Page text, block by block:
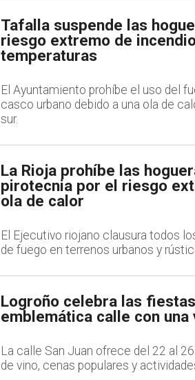
Tafalla suspende las
riesgo extremo de
temperaturas
El Ayuntamiento prohíbe el uso del
casco urbano debido a una ola de
sur.
La Rioja prohíbe las
pirotecnia por el riesgo
ola de calor
El Ejecutivo riojano clausura todos
de fuego en terrenos urbanos y
Logroño celebra las
emblemática calle con
La calle San Juan ofrece del 22 al
de vino, cenas populares y